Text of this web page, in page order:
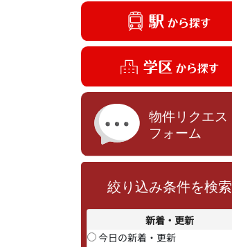
絞り込み条件を検索
新着・更新
今日の新着・更新